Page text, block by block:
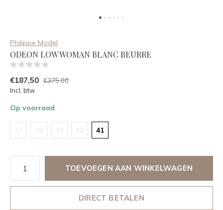
Philippe Model
ODEON LOW WOMAN BLANC BEURRE
€187,50 €375,00
Incl. btw
Op voorraad
37 38 39 40 41
TOEVOEGEN AAN WINKELWAGEN
DIRECT BETALEN